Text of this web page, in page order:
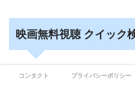
映画無料視聴 クイック
コンタクト プライバシーポリシー